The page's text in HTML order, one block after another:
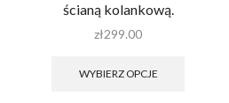
ścianą kolankową.
zł299.00
WYBIERZ OPCJE